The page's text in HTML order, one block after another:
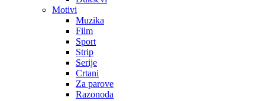
Motivi
Muzika
Film
Sport
Strip
Serije
Crtani
Za parove
Razonoda